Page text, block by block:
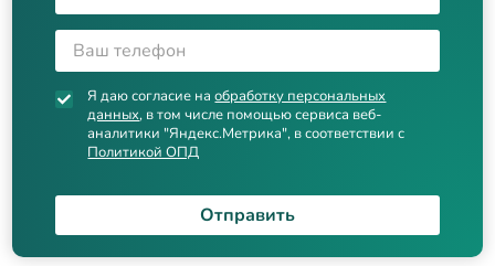
Я даю согласие наобработку персональных
данных, в том числе помощью сервиса веб-
аналитики "Яндекс.Метрика", в соответствии с
Политикой ОПД
Отправить